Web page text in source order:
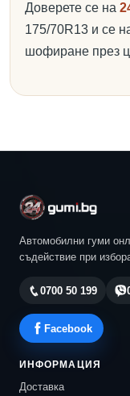
Доверете се на
175/70R13 и се
шофиране през
Автомобилни гуми
съдействие при
0700 50 199
Facebook
ИНФОРМАЦИЯ
Доставка